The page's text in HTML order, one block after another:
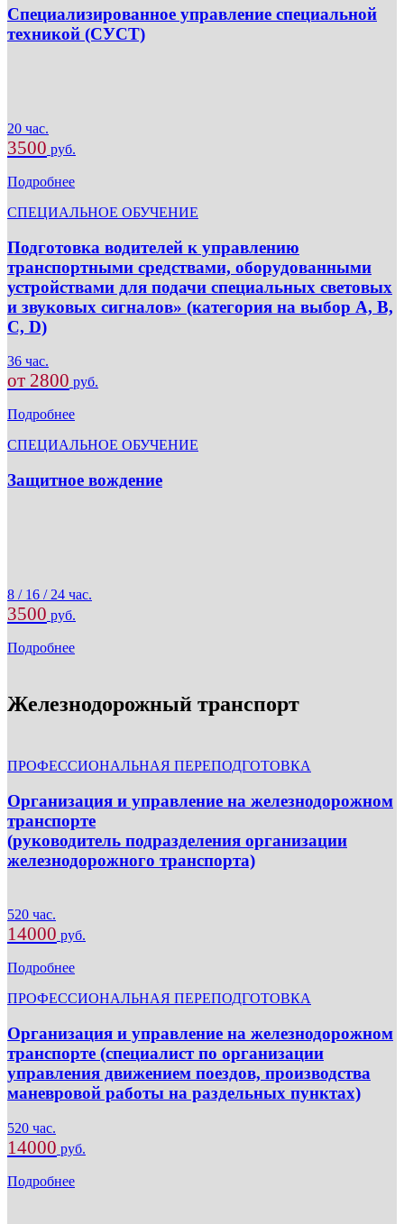
Специализированное управление специальной
техникой (СУСТ)
20 час.
3500 руб.
Подробнее
СПЕЦИАЛЬНОЕ ОБУЧЕНИЕ
Подготовка водителей к управлению
транспортными средствами, оборудованными
устройствами для подачи специальных световых
и звуковых сигналов» (категория на выбор A, B,
C, D)
36 час.
от 2800 руб.
Подробнее
СПЕЦИАЛЬНОЕ ОБУЧЕНИЕ
Защитное вождение
8 / 16 / 24 час.
3500 руб.
Подробнее
Железнодорожный транспорт
ПРОФЕССИОНАЛЬНАЯ ПЕРЕПОДГОТОВКА
Организация и управление на железнодорожном
транспорте
(руководитель подразделения организации
железнодорожного транспорта)
520 час.
14000 руб.
Подробнее
ПРОФЕССИОНАЛЬНАЯ ПЕРЕПОДГОТОВКА
Организация и управление на железнодорожном
транспорте (специалист по организации
управления движением поездов, производства
маневровой работы на раздельных пунктах)
520 час.
14000 руб.
Подробнее